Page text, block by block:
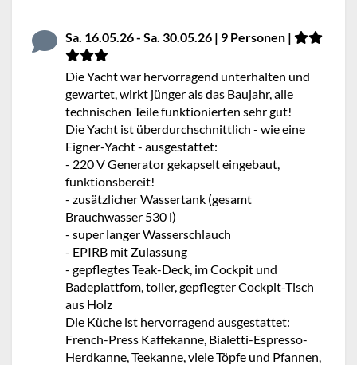
Sa. 16.05.26 - Sa. 30.05.26 | 9 Personen |
Die Yacht war hervorragend unterhalten und
gewartet, wirkt jünger als das Baujahr, alle
technischen Teile funktionierten sehr gut!
Die Yacht ist überdurchschnittlich - wie eine
Eigner-Yacht - ausgestattet:
- 220 V Generator gekapselt eingebaut,
funktionsbereit!
- zusätzlicher Wassertank (gesamt
Brauchwasser 530 l)
- super langer Wasserschlauch
- EPIRB mit Zulassung
- gepflegtes Teak-Deck, im Cockpit und
Badeplattfom, toller, gepflegter Cockpit-Tisch
aus Holz
Die Küche ist hervorragend ausgestattet:
French-Press Kaffekanne, Bialetti-Espresso-
Herdkanne, Teekanne, viele Töpfe und Pfannen,